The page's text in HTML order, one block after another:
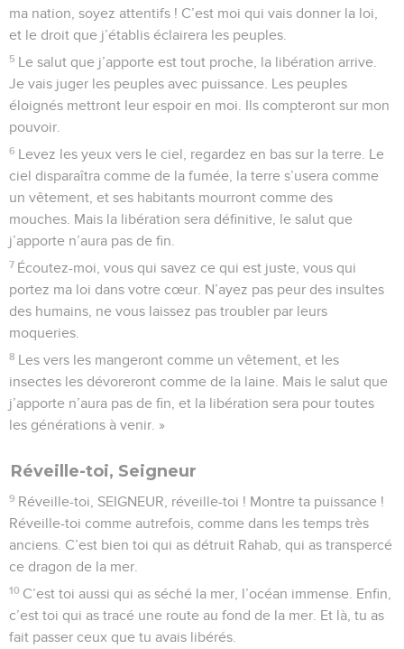
ma nation, soyez attentifs ! C’est moi qui vais donner la loi,
et le droit que j’établis éclairera les peuples.
5 Le salut que j’apporte est tout proche, la libération arrive.
Je vais juger les peuples avec puissance. Les peuples
éloignés mettront leur espoir en moi. Ils compteront sur mon
pouvoir.
6 Levez les yeux vers le ciel, regardez en bas sur la terre. Le
ciel disparaîtra comme de la fumée, la terre s’usera comme
un vêtement, et ses habitants mourront comme des
mouches. Mais la libération sera définitive, le salut que
j’apporte n’aura pas de fin.
7 Écoutez-moi, vous qui savez ce qui est juste, vous qui
portez ma loi dans votre cœur. N’ayez pas peur des insultes
des humains, ne vous laissez pas troubler par leurs
moqueries.
8 Les vers les mangeront comme un vêtement, et les
insectes les dévoreront comme de la laine. Mais le salut que
j’apporte n’aura pas de fin, et la libération sera pour toutes
les générations à venir. »
Réveille-toi, Seigneur
9 Réveille-toi, SEIGNEUR, réveille-toi ! Montre ta puissance !
Réveille-toi comme autrefois, comme dans les temps très
anciens. C’est bien toi qui as détruit Rahab, qui as transpercé
ce dragon de la mer.
10 C’est toi aussi qui as séché la mer, l’océan immense. Enfin,
c’est toi qui as tracé une route au fond de la mer. Et là, tu as
fait passer ceux que tu avais libérés.